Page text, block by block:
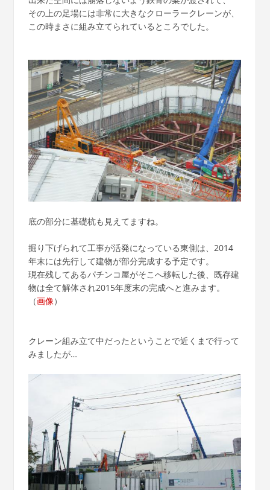
その上の足場には非常に大きなクローラークレーンが、
この時まさに組み立てられているところでした。
底の部分に基礎杭も見えてますね。
掘り下げられて工事が活発になっている東側は、2014
年末には先行して建物が部分完成する予定です。
現在残してあるパチンコ屋がそこへ移転した後、既存建
物は全て解体され2015年度末の完成へと進みます。
（画像）
クレーン組み立て中だったということで近くまで行って
みましたが…